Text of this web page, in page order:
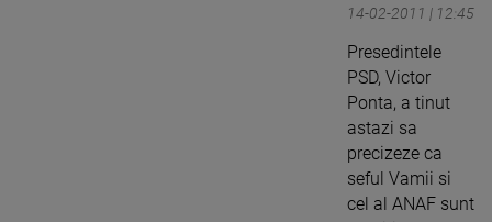
14-02-2011 | 12:45
Presedintele
PSD, Victor
Ponta, a tinut
astazi sa
precizeze ca
seful Vamii si
cel al ANAF sunt